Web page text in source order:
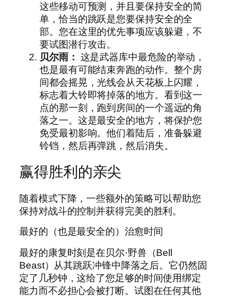
这些移动可预测，并且要保持安全的简
单，恰当的跳跃是您要保持安全的全
部。您在这里的优先事项应该躲避，不
要试图潜行攻击。
贝尔雨： 这是武器库中最危险的举动，
也是最有可能结束奔跑的动作。整个房
间都会摇晃，光线会从天花板上闪耀，
标志着大铃即将掉落的地方。看到这一
点的那一刻，跑到房间的一个遥远的角
落之一。这是最安全的地方，将保护您
免受最初影响。他们着陆后，准备躲避
铃铛，然后再弹跳，然后消失。
赢得胜利的亲尖
随着模式下降，一些额外的策略可以帮助您
保持对战斗的控制并获得完美的胜利。
最好的（也是最安全的）治愈时间
最好的康复时刻是在贝尔·野兽（Bell
Beast）从其跳跃冲锋中降落之后。它仍然固
定了几秒钟，这给了您足够的时间使用绑定
能力而不必担心会被打断。试图在任何其他